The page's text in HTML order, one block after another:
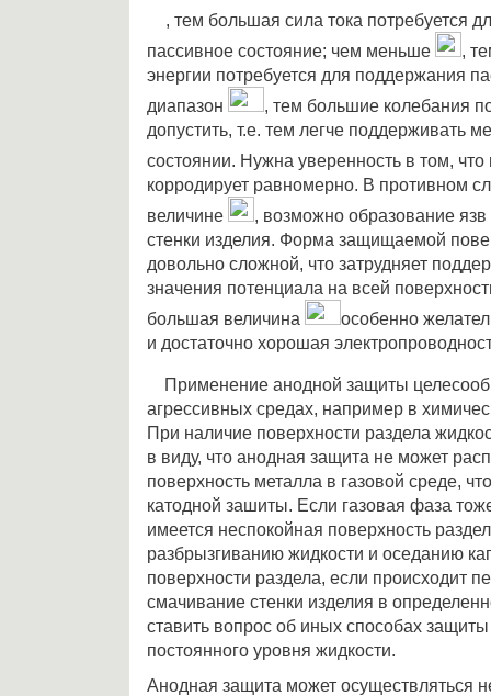
, тем большая сила тока потребуется
пассивное состояние; чем меньше
,
энергии потребуется для поддержания
диапазон
, тем большие колебания
допустить, т.е. тем легче поддерживать
состоянии. Нужна уверенность в том,
корродирует равномерно. В противном
величине
, возможно образование
стенки изделия. Форма защищаемой
довольно сложной, что затрудняет
значения потенциала на всей
большая величина
особенно
и достаточно хорошая
Применение анодной защиты
агрессивных средах, например в
При наличие поверхности раздела
в виду, что анодная защита не может
поверхность металла в газовой среде,
катодной зашиты. Если газовая фаза
имеется неспокойная поверхность
разбрызгиванию жидкости и оседанию
поверхности раздела, если происходит
смачивание стенки изделия в
ставить вопрос об иных способах
постоянного уровня жидкости.
Анодная защита может осуществляться